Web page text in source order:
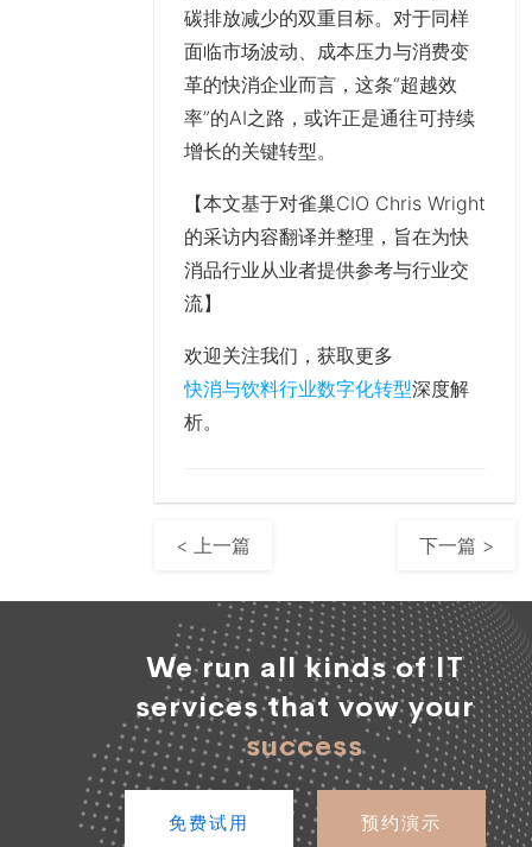
碳排放减少的双重目标。对于同样
面临市场波动、成本压力与消费变
革的快消企业而言，这条“超越效
率”的AI之路，或许正是通往可持续
增长的关键转型。
【本文基于对雀巢CIO Chris Wright
的采访内容翻译并整理，旨在为快
消品行业从业者提供参考与行业交
流】
欢迎关注我们，获取更多
快消与饮料行业数字化转型深度解
析。
< 上一篇 下一篇 >
We run all kinds of IT
services that vow your
success
免费试用 预约演示